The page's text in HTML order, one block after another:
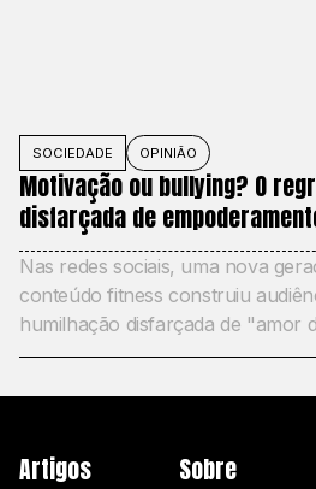
SOCIEDADE OPINIÃO
Motivação ou bullying? O
disfarçada de
Nas redes sociais, uma nova
conteúdo fitness construiu
humilhação disfarçada de "amor
Artigos Sobre